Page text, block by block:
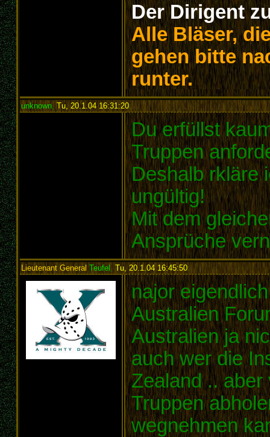
Der Dirigent
Alle Bläser,
gehen bitte
runter.
unknown, Tu, 20.1.04 16:31:20:
Du erfüllst
Truppen
Deshalb rkläre
ungültig!
Mit dem
Ansprüche
Lieutenant GeneralTeufel ,Tu, 20.1.04 16:45:50:
najor
Australien
Australien ja
auch wer die
Zealand .. aber
Truppen
wegnehmen